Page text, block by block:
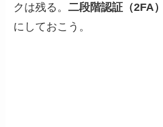
クは残る。二段階認証（2FA
にしておこう。